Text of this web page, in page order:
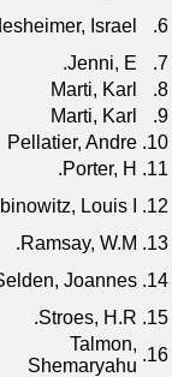
6.
Israel
7.
Jenni, E.
8.
Marti, Karl
9.
Marti, Karl
10.
Pellatier, Andre
11.
Porter, H.
12.
Louis I.
13.
Ramsay, W.M.
14.
Joannes
15.
Stroes, H.R.
16.
Talmon,
Shemaryahu